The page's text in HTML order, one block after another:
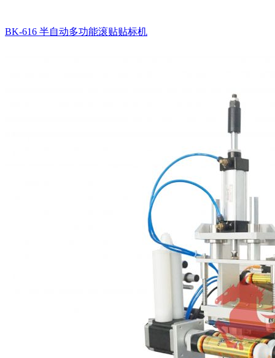
BK-616 半自动多功能滚贴贴标机